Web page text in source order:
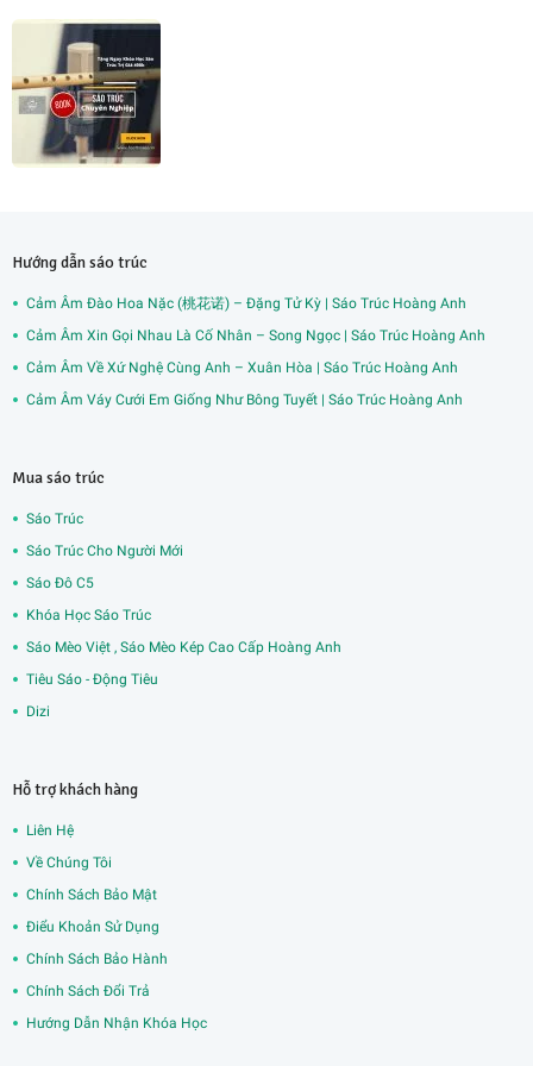
Hướng dẫn sáo trúc
Cảm Âm Đào Hoa Nặc (桃花诺) – Đặng Tử Kỳ | Sáo Trúc Hoàng Anh
Cảm Âm Xin Gọi Nhau Là Cố Nhân – Song Ngọc | Sáo Trúc Hoàng Anh
Cảm Âm Về Xứ Nghệ Cùng Anh – Xuân Hòa | Sáo Trúc Hoàng Anh
Cảm Âm Váy Cưới Em Giống Như Bông Tuyết | Sáo Trúc Hoàng Anh
Mua sáo trúc
Sáo Trúc
Sáo Trúc Cho Người Mới
Sáo Đô C5
Khóa Học Sáo Trúc
Sáo Mèo Việt , Sáo Mèo Kép Cao Cấp Hoàng Anh
Tiêu Sáo - Động Tiêu
Dizi
Hỗ trợ khách hàng
Liên Hệ
Về Chúng Tôi
Chính Sách Bảo Mật
Điểu Khoản Sử Dụng
Chính Sách Bảo Hành
Chính Sách Đổi Trả
Hướng Dẫn Nhận Khóa Học